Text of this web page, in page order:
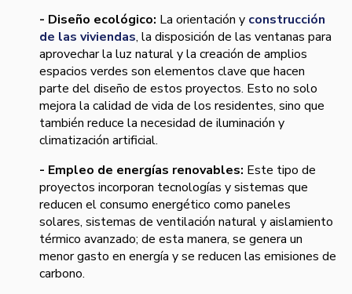
- Diseño ecológico: La orientación y construcción
de las viviendas, la disposición de las ventanas para
aprovechar la luz natural y la creación de amplios
espacios verdes son elementos clave que hacen
parte del diseño de estos proyectos. Esto no solo
mejora la calidad de vida de los residentes, sino que
también reduce la necesidad de iluminación y
climatización artificial.
- Empleo de energías renovables: Este tipo de
proyectos incorporan tecnologías y sistemas que
reducen el consumo energético como paneles
solares, sistemas de ventilación natural y aislamiento
térmico avanzado; de esta manera, se genera un
menor gasto en energía y se reducen las emisiones de
carbono.